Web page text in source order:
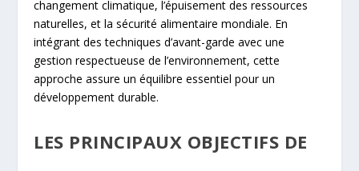
changement climatique, l’épuisement des ressources
naturelles, et la sécurité alimentaire mondiale. En
intégrant des techniques d’avant-garde avec une
gestion respectueuse de l’environnement, cette
approche assure un équilibre essentiel pour un
développement durable.
LES PRINCIPAUX OBJECTIFS DE